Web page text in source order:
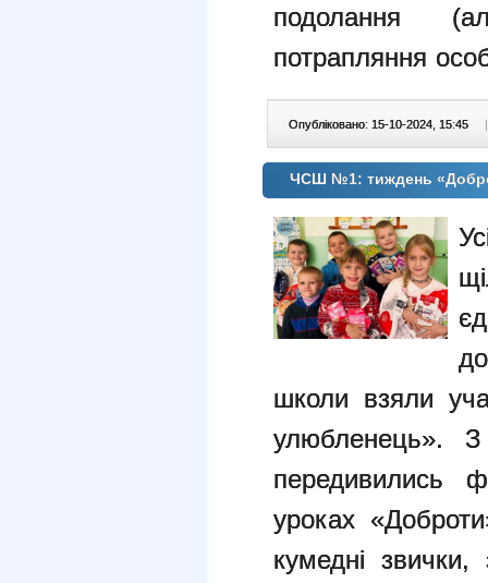
подолання
потрапляння
Опубліковано: 15-10-2024, 15:45 |
ЧСШ №1: тиждень
школи взяли
улюбленець».
передивились
уроках
кумедні звички,